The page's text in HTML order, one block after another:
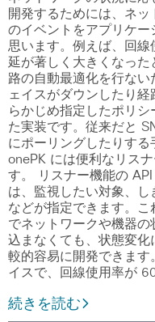
開発するためには、ネ
のイベントをアプリケー
思います。例えば、回
延が著しく大きくなっ
路の自動最適化を行な
ェイスがダウンしたり
らかじめ指定したポリ
た実装です。従来だと
にポーリングしたりする
onePK には便利なリス
す。 リスナー機能の
は、監視したい対象、
などが指定できます。
でネットワークや機器
込まなくても、状態変
較的容易に開発できます
イスで、回線使用率が
続きを読む